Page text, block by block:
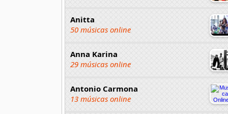
Anitta
50 músicas online
Anna Karina
29 músicas online
Antonio Carmona
13 músicas online